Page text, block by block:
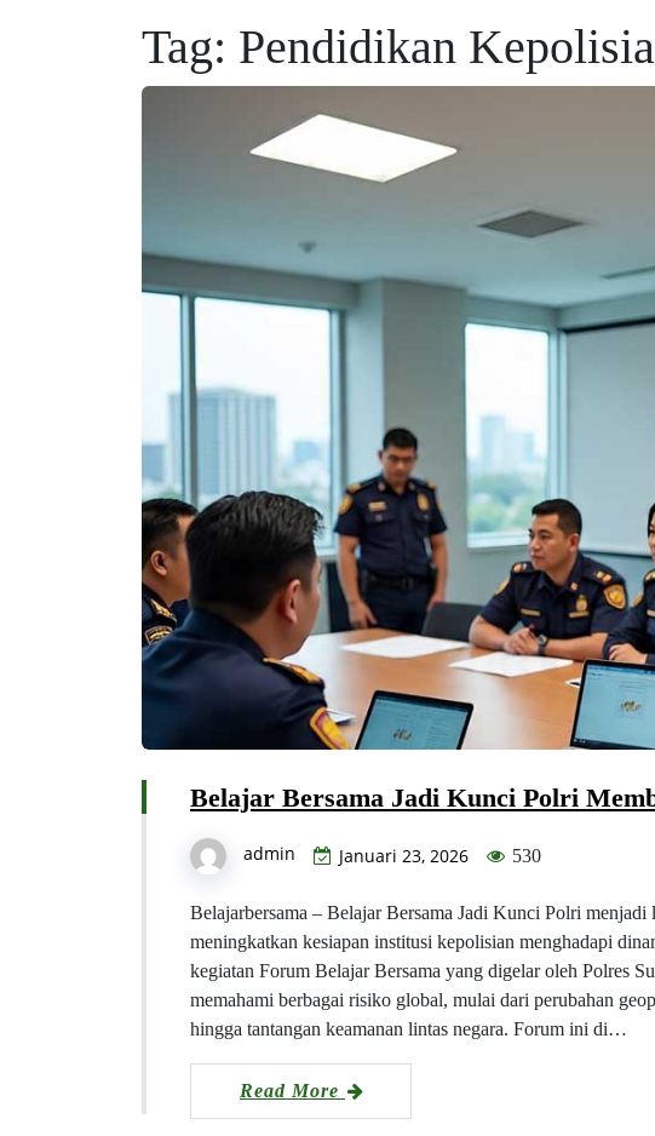
Tag: Pendidikan
Belajar Bersama Jadi Kunci Polri
admin Januari 23, 2026 530
Belajarbersama – Belajar Bersama Jadi Kunci Polri menjadi
meningkatkan kesiapan institusi kepolisian menghadapi
kegiatan Forum Belajar Bersama yang digelar oleh Polres
memahami berbagai risiko global, mulai dari perubahan
hingga tantangan keamanan lintas negara. Forum ini di…
Read More